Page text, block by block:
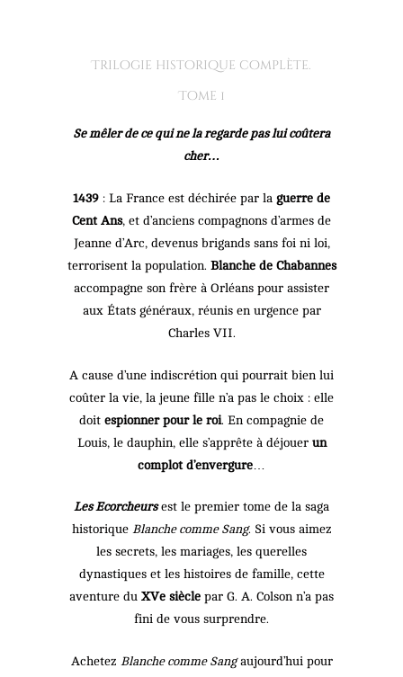
Trilogie historique complète.
Tome 1
Se mêler de ce qui ne la regarde pas lui coûtera
cher…
1439 : La France est déchirée par la guerre de
Cent Ans, et d’anciens compagnons d’armes de
Jeanne d’Arc, devenus brigands sans foi ni loi,
terrorisent la population. Blanche de Chabannes
accompagne son frère à Orléans pour assister
aux États généraux, réunis en urgence par
Charles VII.
A cause d’une indiscrétion qui pourrait bien lui
coûter la vie, la jeune fille n’a pas le choix : elle
doit espionner pour le roi. En compagnie de
Louis, le dauphin, elle s’apprête à déjouer un
complot d’envergure
Les Ecorcheursest le premier tome de la saga
historique Blanche comme Sang. Si vous aimez
les secrets, les mariages, les querelles
dynastiques et les histoires de famille, cette
aventure du XVe siècle par G. A. Colson n’a pas
fini de vous surprendre.
Achetez Blanche comme Sangaujourd’hui pour